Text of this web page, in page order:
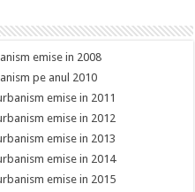
emise in 2008
pe anul 2010
emise in 2011
emise in 2012
emise in 2013
emise in 2014
emise in 2015